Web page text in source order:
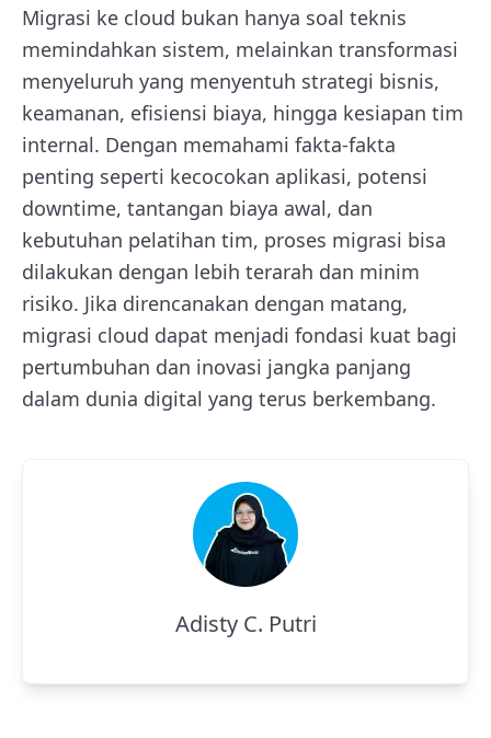
Migrasi ke cloud bukan hanya soal teknis
memindahkan sistem, melainkan transformasi
menyeluruh yang menyentuh strategi bisnis,
keamanan, efisiensi biaya, hingga kesiapan tim
internal. Dengan memahami fakta-fakta
penting seperti kecocokan aplikasi, potensi
downtime, tantangan biaya awal, dan
kebutuhan pelatihan tim, proses migrasi bisa
dilakukan dengan lebih terarah dan minim
risiko. Jika direncanakan dengan matang,
migrasi cloud dapat menjadi fondasi kuat bagi
pertumbuhan dan inovasi jangka panjang
dalam dunia digital yang terus berkembang.
Adisty C. Putri